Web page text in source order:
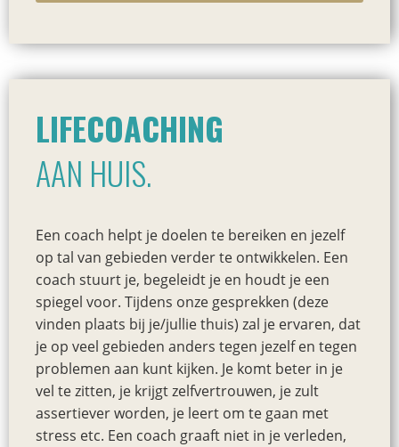
LIFECOACHING
AAN HUIS.
Een coach helpt je doelen te bereiken en jezelf
op tal van gebieden verder te ontwikkelen. Een
coach stuurt je, begeleidt je en houdt je een
spiegel voor. Tijdens onze gesprekken (deze
vinden plaats bij je/jullie thuis) zal je ervaren, dat
je op veel gebieden anders tegen jezelf en tegen
problemen aan kunt kijken. Je komt beter in je
vel te zitten, je krijgt zelfvertrouwen, je zult
assertiever worden, je leert om te gaan met
stress etc. Een coach graaft niet in je verleden,